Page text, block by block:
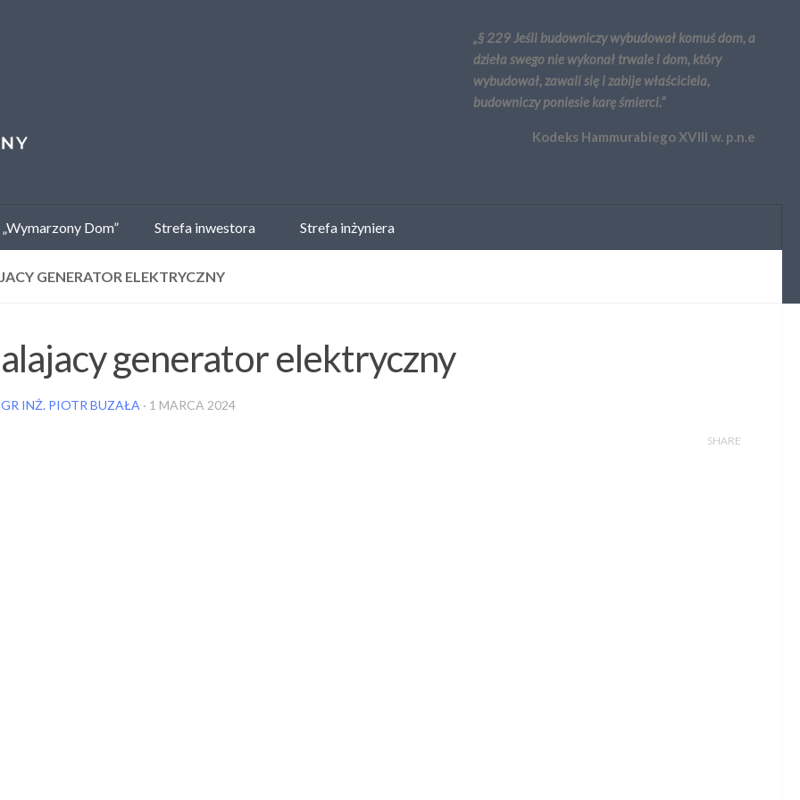
„§ 229 Jeśli budowniczy wybudował komuś dom, a
dzieła swego nie wykonał trwale i dom, który
wybudował, zawali się i zabije właściciela,
budowniczy poniesie karę śmierci.”
Kodeks Hammurabiego XVIII w. p.n.e
Dom” Strefa inwestora Strefa inżyniera
GENERATOR ELEKTRYCZNY
generator elektryczny
INŻ. PIOTR BUZAŁA · 1 MARCA 2024
SHARE